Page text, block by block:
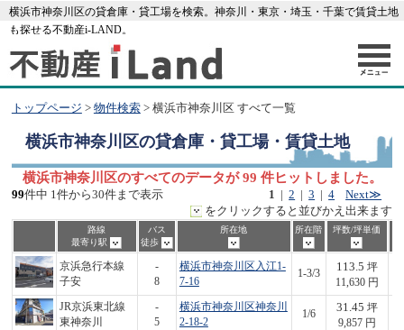
横浜市神奈川区の貸倉庫・貸工場を検索。神奈川・東京・埼玉・千葉で賃貸土地
も探せる不動産i-LAND。
トップページ > 物件検索> 横浜市神奈川区 すべて一覧
横浜市神奈川区の貸倉庫・貸工場・賃貸土地
横浜市神奈川区のすべてのデータが 99 件ヒットしました。
1 |2 |3 |4 Next≫
99件中 1件から30件まで表示
をクリックすると並びかえ出来ます
路線
最寄り駅
バス
徒歩
所在地 所在階 坪数/坪単価
京浜急行本線
子安
-
8
横浜市神奈川区入江1-
7-16
1-3/3
113.5 坪
11,630 円
JR京浜東北線
東神奈川
-
5
横浜市神奈川区神奈川
2-18-2
1/6
31.45 坪
9,857 円